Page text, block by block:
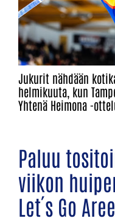
Jukurit nähdään
helmikuuta, kun
Yhtenä Heimona -
Paluu
viikon
Let´s Go